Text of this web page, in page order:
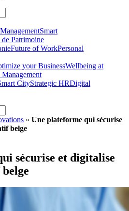
Smart
Patrimoine
Future of WorkPersonal
your BusinessWellbeing at
CityStrategic HRDigital
» Une plateforme qui sécurise
belge
sécurise et digitalise